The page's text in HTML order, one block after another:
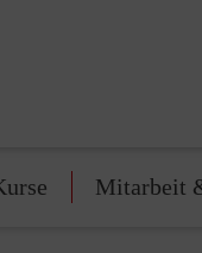
Mitarbeit